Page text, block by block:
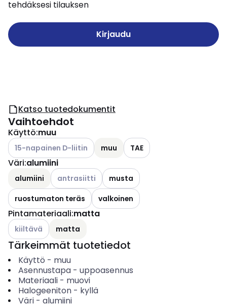
tehdäksesi tilauksen
Kirjaudu
Katso tuotedokumentit
Vaihtoehdot
Käyttö:muu
Katso käytettävissä olevat vaihtoehdot
15-napainen D-liitin muu TAE
Väri:alumiini
alumiini Katso käytettävissä olevat vaihtoehdot
antrasiitti
musta
ruostumaton teräs
valkoinen
Pintamateriaali:matta
Katso käytettävissä olevat vaihtoehdot
kiiltävä matta
Tärkeimmät tuotetiedot
Käyttö - muu
Asennustapa- uppoasennus
Materiaali- muovi
Halogeeniton- kyllä
Väri- alumiini